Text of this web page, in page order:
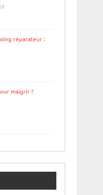
réparateur :
maigrir ?